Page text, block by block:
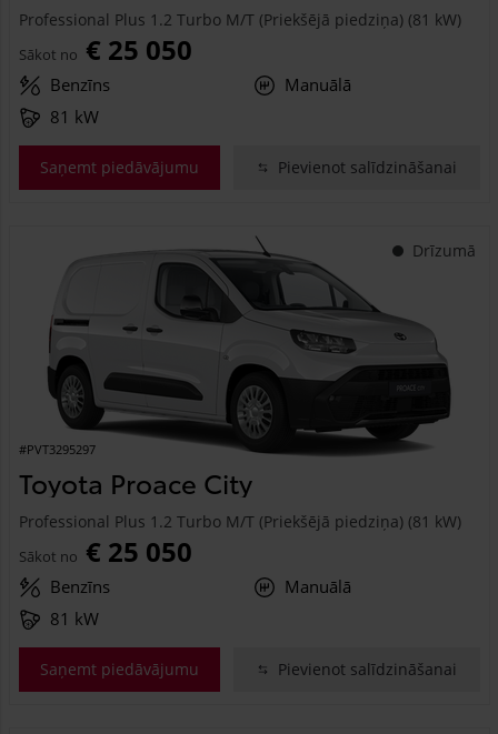
Professional Plus 1.2 Turbo M/T (Priekšējā piedziņa) (81 kW)
Sākot no € 25 050
Benzīns
Manuālā
81 kW
Saņemt piedāvājumu Pievienot salīdzināšanai
Drīzumā
#PVT3295297
Toyota Proace City
Professional Plus 1.2 Turbo M/T (Priekšējā piedziņa) (81 kW)
Sākot no € 25 050
Benzīns
Manuālā
81 kW
Saņemt piedāvājumu Pievienot salīdzināšanai